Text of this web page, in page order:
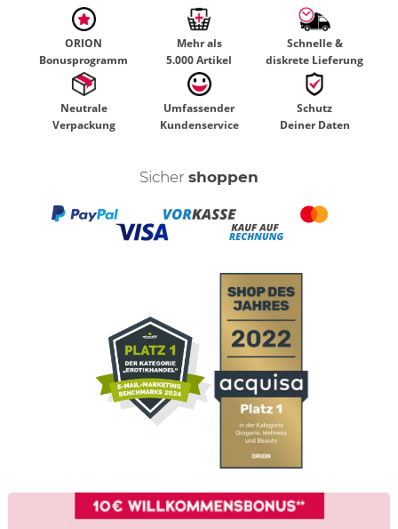
ORION
Bonusprogramm
Mehr als
5.000 Artikel
Schnelle &
diskrete Lieferung
Neutrale
Verpackung
Umfassender
Kundenservice
Schutz
Deiner Daten
Sicher shoppen